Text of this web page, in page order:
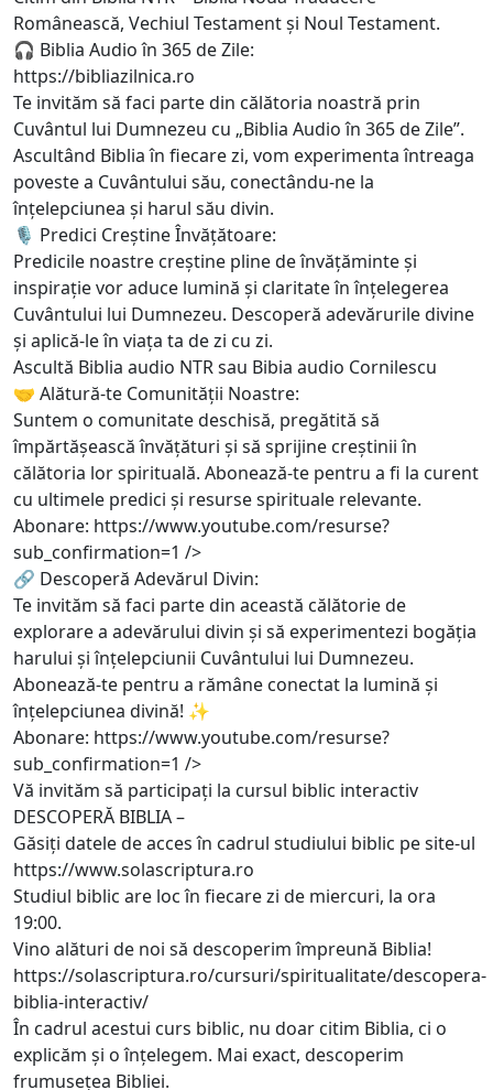
Românească, Vechiul Testament și Noul Testament.
🎧 Biblia Audio în 365 de Zile:
https://bibliazilnica.ro
Te invităm să faci parte din călătoria noastră prin
Cuvântul lui Dumnezeu cu „Biblia Audio în 365 de Zile”.
Ascultând Biblia în fiecare zi, vom experimenta întreaga
poveste a Cuvântului său, conectându-ne la
înțelepciunea și harul său divin.
🎙️ Predici Creștine Învățătoare:
Predicile noastre creștine pline de învățăminte și
inspirație vor aduce lumină și claritate în înțelegerea
Cuvântului lui Dumnezeu. Descoperă adevărurile divine
și aplică-le în viața ta de zi cu zi.
Ascultă Biblia audio NTR sau Bibia audio Cornilescu
🤝 Alătură-te Comunității Noastre:
Suntem o comunitate deschisă, pregătită să
împărtășească învățături și să sprijine creștinii în
călătoria lor spirituală. Abonează-te pentru a fi la curent
cu ultimele predici și resurse spirituale relevante.
Abonare: https://www.youtube.com/resurse?
sub_confirmation=1 />
🔗 Descoperă Adevărul Divin:
Te invităm să faci parte din această călătorie de
explorare a adevărului divin și să experimentezi bogăția
harului și înțelepciunii Cuvântului lui Dumnezeu.
Abonează-te pentru a rămâne conectat la lumină și
înțelepciunea divină! ✨
Abonare: https://www.youtube.com/resurse?
sub_confirmation=1 />
Vă invităm să participați la cursul biblic interactiv
DESCOPERĂ BIBLIA –
Găsiți datele de acces în cadrul studiului biblic pe site-ul
https://www.solascriptura.ro
Studiul biblic are loc în fiecare zi de miercuri, la ora
19:00.
Vino alături de noi să descoperim împreună Biblia!
https://solascriptura.ro/cursuri/spiritualitate/descopera-
biblia-interactiv/
În cadrul acestui curs biblic, nu doar citim Biblia, ci o
explicăm și o înțelegem. Mai exact, descoperim
frumusețea Bibliei.